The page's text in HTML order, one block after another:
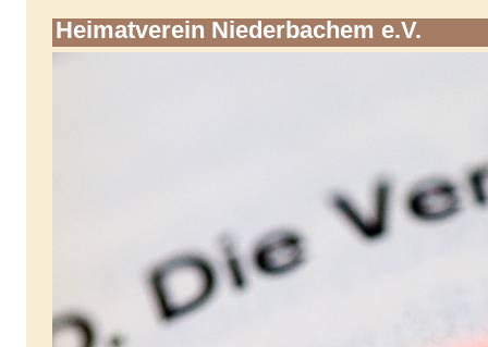
Heimatverein Niederbachem e.V.